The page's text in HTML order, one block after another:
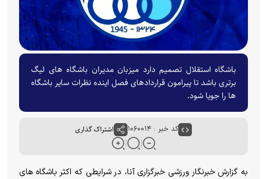
باشگاه استقلال تصمیم دارد میزبان مدیران باشگاه های لیگ
برتری باشد تا پیرامون قراردادهای فصل اینده نظرات سایر باشگاه
ها را جویا شود.
کد خبر : ۱۰۶۰۰۱۴ اشتراک گذاری
به گزارش خبرنگار ورزشی خبرگزاری آنا، در شرایطی که اکثر باشگاه های